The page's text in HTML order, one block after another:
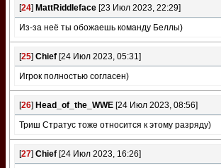
[24] MattRiddleface [23 Июл 2023, 22:29]
Из-за неё ты обожаешь команду Беллы)
[25] Chief [24 Июл 2023, 05:31]
Игрок полностью согласен)
[26] Head_of_the_WWE [24 Июл 2023, 08:56]
Триш Стратус тоже относится к этому разряду)
[27] Chief [24 Июл 2023, 16:26]